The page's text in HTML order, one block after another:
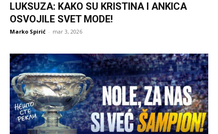
LUKSUZA: KAKO SU KRISTINA I ANKICA
OSVOJILE SVET MODE!
Marko Spirić - mar 3, 2026